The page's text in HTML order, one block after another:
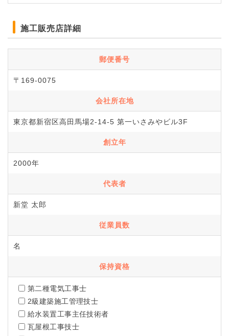
施工販売店詳細
郵便番号
〒169-0075
会社所在地
東京都新宿区高田馬場2-14-5 第一いさみやビル3F
創立年
2000年
代表者
新堂 太郎
従業員数
名
保持資格
第二種電気工事士
2級建築施工管理技士
給水装置工事主任技術者
瓦屋根工事技士